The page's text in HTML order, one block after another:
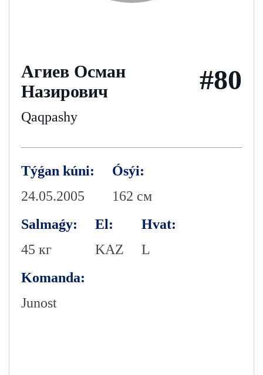
Агиев Осман
Назирович
Qaqpashy
#80
Týǵan kúni:
24.05.2005
Ósýi:
162 см
Salmaǵy:
45 кг
El:
KAZ
Hvat:
L
Komanda:
Junost